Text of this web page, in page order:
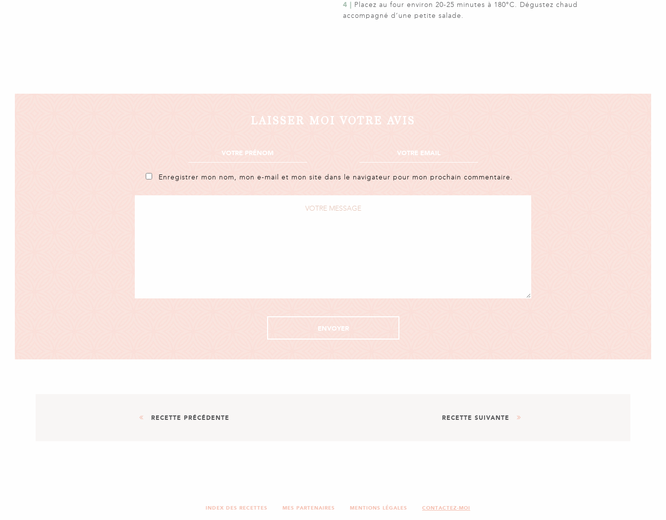
4 | Placez au four environ 20-25 minutes à 180°C. Dégustez chaud
accompagné d’une petite salade.
LAISSER MOI VOTRE AVIS
Enregistrer mon nom, mon e-mail et mon site dans le navigateur pour mon prochain commentaire.
RECETTE PRÉCÉDENTE RECETTE SUIVANTE
INDEX DES RECETTES MES PARTENAIRES MENTIONS LÉGALES CONTACTEZ-MOI